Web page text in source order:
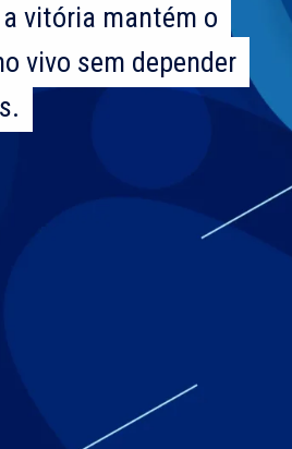
vitória mantém o
vivo sem depender
vitória mantém o
vivo sem depender